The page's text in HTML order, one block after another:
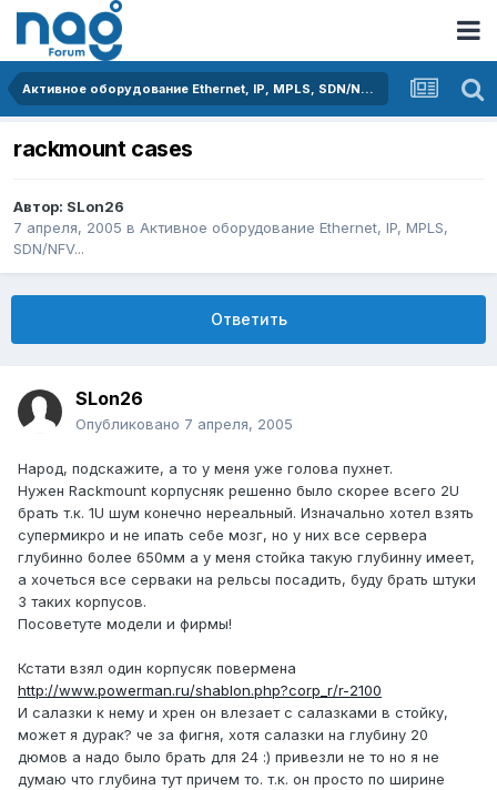
Активное оборудование Ethernet, IP, MPLS, SDN/NFV...
rackmount cases
Автор: SLon26
7 апреля, 2005 в Активное оборудование Ethernet, IP, MPLS,
SDN/NFV...
Ответить
SLon26
Опубликовано 7 апреля, 2005
Народ, подскажите, а то у меня уже голова пухнет.
Нужен Rackmount корпусняк решенно было скорее всего 2U
брать т.к. 1U шум конечно нереальный. Изначально хотел взять
супермикро и не ипать себе мозг, но у них все сервера
глубинно более 650мм а у меня стойка такую глубинну имеет,
а хочеться все серваки на рельсы посадить, буду брать штуки
3 таких корпусов.
Посоветуте модели и фирмы!
Кстати взял один корпусяк повермена
http://www.powerman.ru/shablon.php?corp_r/r-2100
И салазки к нему и хрен он влезает с салазками в стойку,
может я дурак? че за фигня, хотя салазки на глубину 20
дюмов а надо было брать для 24 :) привезли не то но я не
думаю что глубина тут причем то. т.к. он просто по ширине